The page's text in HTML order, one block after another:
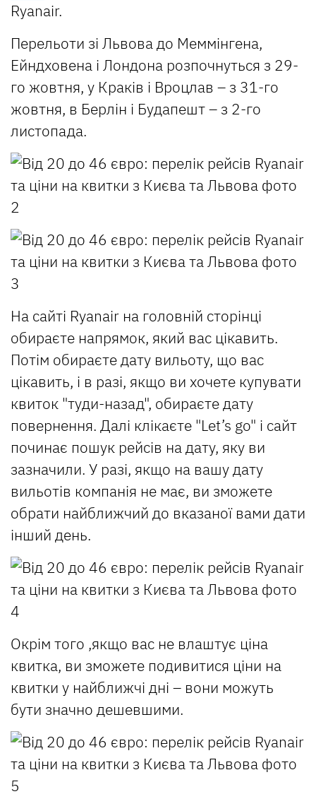
Ryanair.
Перельоти зі Львова до Меммінгена,
Ейндховена і Лондона розпочнуться з 29-
го жовтня, у Краків і Вроцлав – з 31-го
жовтня, в Берлін і Будапешт – з 2-го
листопада.
На сайті Ryanair на головній сторінці
обираєте напрямок, який вас цікавить.
Потім обираєте дату вильоту, що вас
цікавить, і в разі, якщо ви хочете купувати
квиток "туди-назад", обираєте дату
повернення. Далі клікаєте "Let’s go" і сайт
починає пошук рейсів на дату, яку ви
зазначили. У разі, якщо на вашу дату
вильотів компанія не має, ви зможете
обрати найближчий до вказаної вами дати
інший день.
Окрім того ,якщо вас не влаштує ціна
квитка, ви зможете подивитися ціни на
квитки у найближчі дні – вони можуть
бути значно дешевшими.